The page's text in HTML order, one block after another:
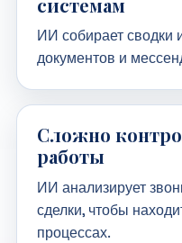
ИИ собирает сводки
документов и
Сложно
работы
ИИ анализирует
сделки, чтобы
процессах.